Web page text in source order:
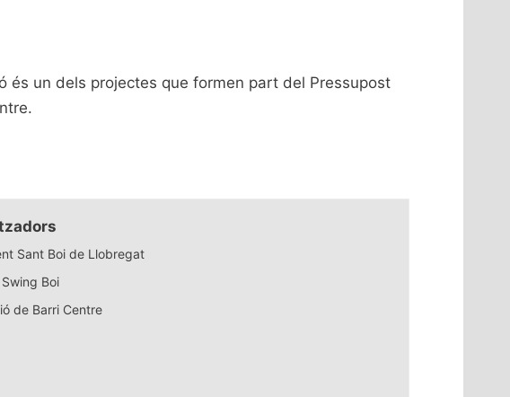
és un dels projectes que formen part del Pressupost
Sant Boi de Llobregat
Swing Boi
de Barri Centre